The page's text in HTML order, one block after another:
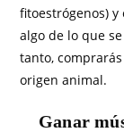
fitoestrógenos)
algo de lo que
tanto,
origen animal.
Ganar